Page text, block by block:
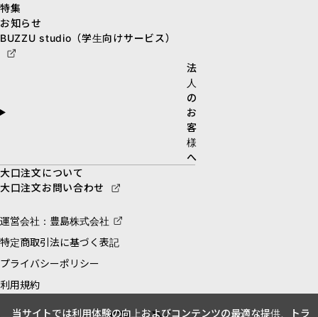
特集
お知らせ
BUZZU studio（学生向けサービス）
法
人
の
お
客
様
へ
大口注文について
大口注文お問い合わせ
運営会社：豊島株式会社
特定商取引法に基づく表記
プライバシーポリシー
利用規約
当サイトでは利用体験の向上およびコンテンツの最適な提供、トラ